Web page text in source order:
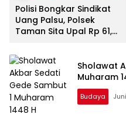
Polisi Bongkar Sindikat
Uang Palsu, Polsek
Taman Sita Upal Rp 61,9
Tersangka
Sholawat
Muharam
Budaya